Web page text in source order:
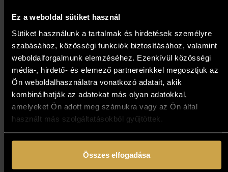
Ez a weboldal sütiket használ
Sütiket használunk a tartalmak és hirdetések személyre
szabásához, közösségi funkciók biztosításához, valamint
weboldalforgalmunk elemzéséhez. Ezenkívül közösségi
média-, hirdető- és elemező partnereinkkel megosztjuk az
Ön weboldalhasználatra vonatkozó adatait, akik
kombinálhatják az adatokat más olyan adatokkal,
amelyeket Ön adott meg számukra vagy az Ön által
használt más szolgáltatásokból gyűjtöttek.
Összes elfogadása
Pósa Ede - Hullámok hátán
(13x33 cm)